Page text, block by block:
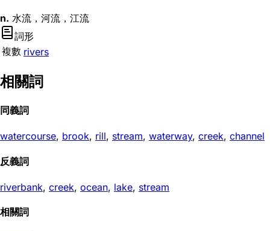
n. 水流，河流，江流
詞形
複數 rivers
相關詞
同義詞
watercourse, brook, rill, stream, waterway, creek, channel
反義詞
riverbank, creek, ocean, lake, stream
相關詞